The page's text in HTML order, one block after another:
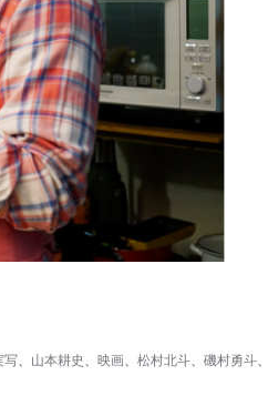
写、 山本耕史 、 映画、 松村北斗、 磯村勇斗、